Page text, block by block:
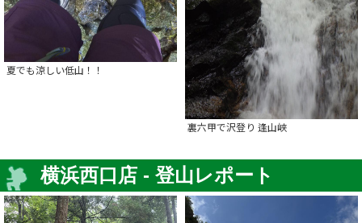
夏でも涼しい低山！！
裏六甲で沢登り 逢山峡
横浜西口店 - 登山レポート